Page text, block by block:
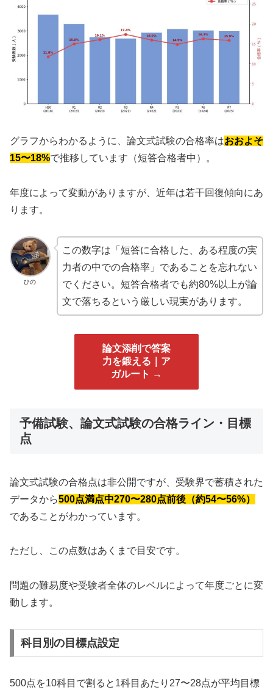
グラフからわかるように、論文式試験の合格率はおおよそ
15〜18%で推移しています（短答合格者中）。
年度によって変動がありますが、近年は若干回復傾向にあ
ります。
ひの
この数字は「短答に合格した、ある程度の実
力者の中での合格率」であることを忘れない
でください。短答合格者でも約80%以上が論
文で落ちるという厳しい現実があります。
論文添削で答案
力を鍛える｜ア
ガルート →
予備試験、論文式試験の合格ライン・目標
点
論文式試験の合格点は非公開ですが、受験界で蓄積された
データから500点満点中270〜280点前後（約54〜56%）
であることがわかっています。
ただし、この点数はあくまで目安です。
問題の難易度や受験者全体のレベルによって年度ごとに変
動します。
科目別の目標点設定
500点を10科目で割ると1科目あたり27〜28点が平均目標